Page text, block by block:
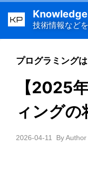
KP
技術情報など
プログラミング
【2025
ィングの
2026-04-11 By Author